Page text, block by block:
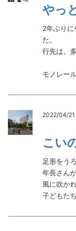
やっ
2年ぶり
た。
行先は、
モノレー
2022/04/21
こい
足形をう
年長さん
風に吹か
子どもた